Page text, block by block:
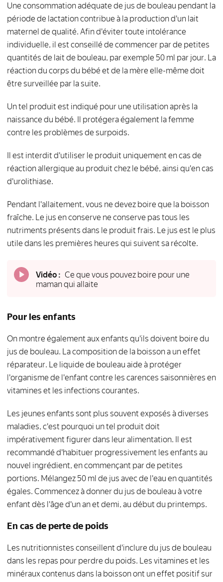
Une consommation adéquate de jus de bouleau pendant la
période de lactation contribue à la production d'un lait
maternel de qualité. Afin d'éviter toute intolérance
individuelle, il est conseillé de commencer par de petites
quantités de lait de bouleau, par exemple 50 ml par jour. La
réaction du corps du bébé et de la mère elle-même doit
être surveillée par la suite.
Un tel produit est indiqué pour une utilisation après la
naissance du bébé. Il protégera également la femme
contre les problèmes de surpoids.
Il est interdit d'utiliser le produit uniquement en cas de
réaction allergique au produit chez le bébé, ainsi qu'en cas
d'urolithiase.
Pendant l'allaitement, vous ne devez boire que la boisson
fraîche. Le jus en conserve ne conserve pas tous les
nutriments présents dans le produit frais. Le jus est le plus
utile dans les premières heures qui suivent sa récolte.
Vidéo : Ce que vous pouvez boire pour une
maman qui allaite
Pour les enfants
On montre également aux enfants qu'ils doivent boire du
jus de bouleau. La composition de la boisson a un effet
réparateur. Le liquide de bouleau aide à protéger
l'organisme de l'enfant contre les carences saisonnières en
vitamines et les infections courantes.
Les jeunes enfants sont plus souvent exposés à diverses
maladies, c'est pourquoi un tel produit doit
impérativement figurer dans leur alimentation. Il est
recommandé d'habituer progressivement les enfants au
nouvel ingrédient, en commençant par de petites
portions. Mélangez 50 ml de jus avec de l'eau en quantités
égales. Commencez à donner du jus de bouleau à votre
enfant dès l'âge d'un an et demi, au début du printemps.
En cas de perte de poids
Les nutritionnistes conseillent d'inclure du jus de bouleau
dans les repas pour perdre du poids. Les vitamines et les
minéraux contenus dans la boisson ont un effet positif sur